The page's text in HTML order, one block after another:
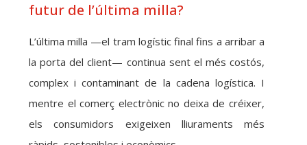
futur de l’última milla?
L’última milla —el tram logístic final fins a arribar a
la porta del client— continua sent el més costós,
complex i contaminant de la cadena logística. I
mentre el comerç electrònic no deixa de créixer,
els consumidors exigeixen lliuraments més